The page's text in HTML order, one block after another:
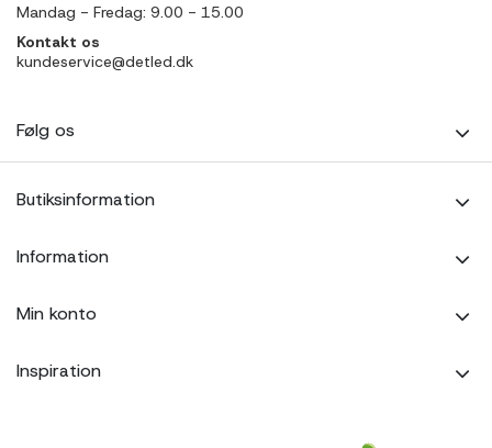
Mandag - Fredag: 9.00 - 15.00
Kontakt os
kundeservice@detled.dk
Følg os
Butiksinformation
Information
Min konto
Inspiration